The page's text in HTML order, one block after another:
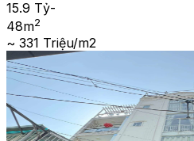
15.9 Tỷ-
48m2
~ 331 Triệu/m2